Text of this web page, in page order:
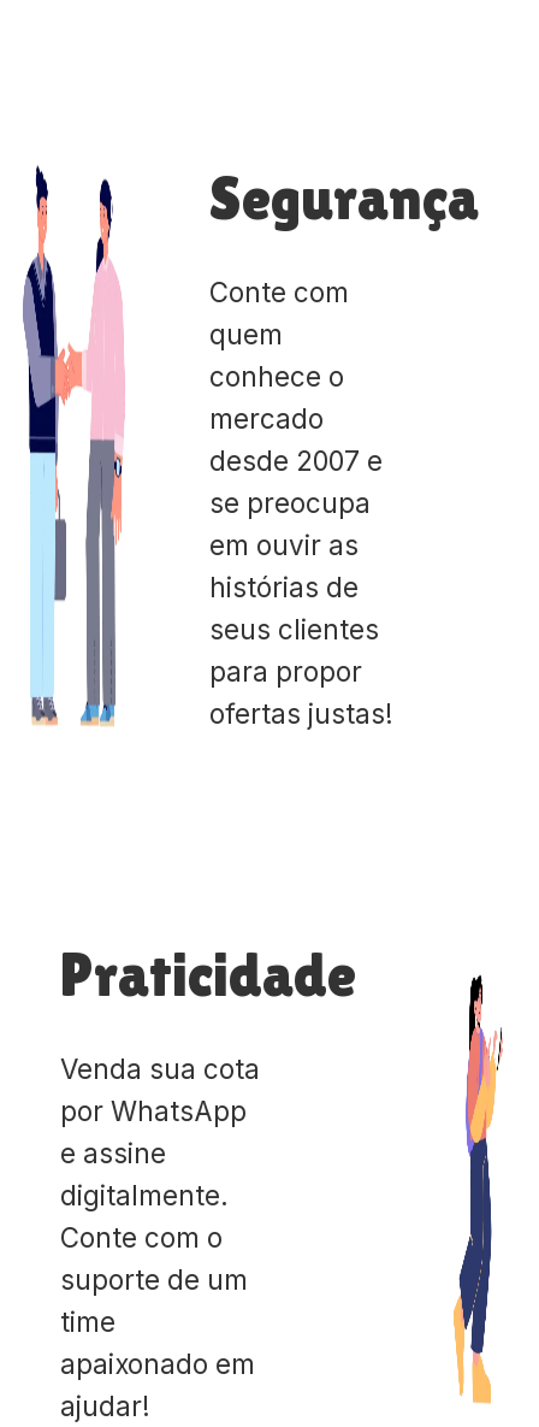
Segurança
Conte com
quem
conhece o
mercado
desde 2007 e
se preocupa
em ouvir as
histórias de
seus clientes
para propor
ofertas justas!
Praticidade
Venda sua cota
por WhatsApp
e assine
digitalmente.
Conte com o
suporte de um
time
apaixonado em
ajudar!